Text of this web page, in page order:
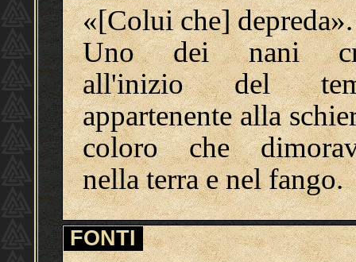
«[Colui che] depreda».
Uno dei nani
all'inizio del
appartenente alla
coloro che
nella terra e nel fango.
FONTI